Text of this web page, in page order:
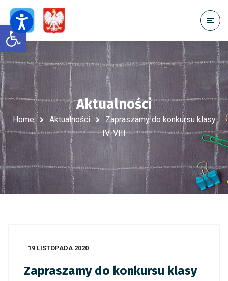
Open toolbar
Aktualności
Home Aktualności
Zapraszamy do konkursu klasy
IV-VIII
19 LISTOPADA 2020
Zapraszamy do konkursu klasy